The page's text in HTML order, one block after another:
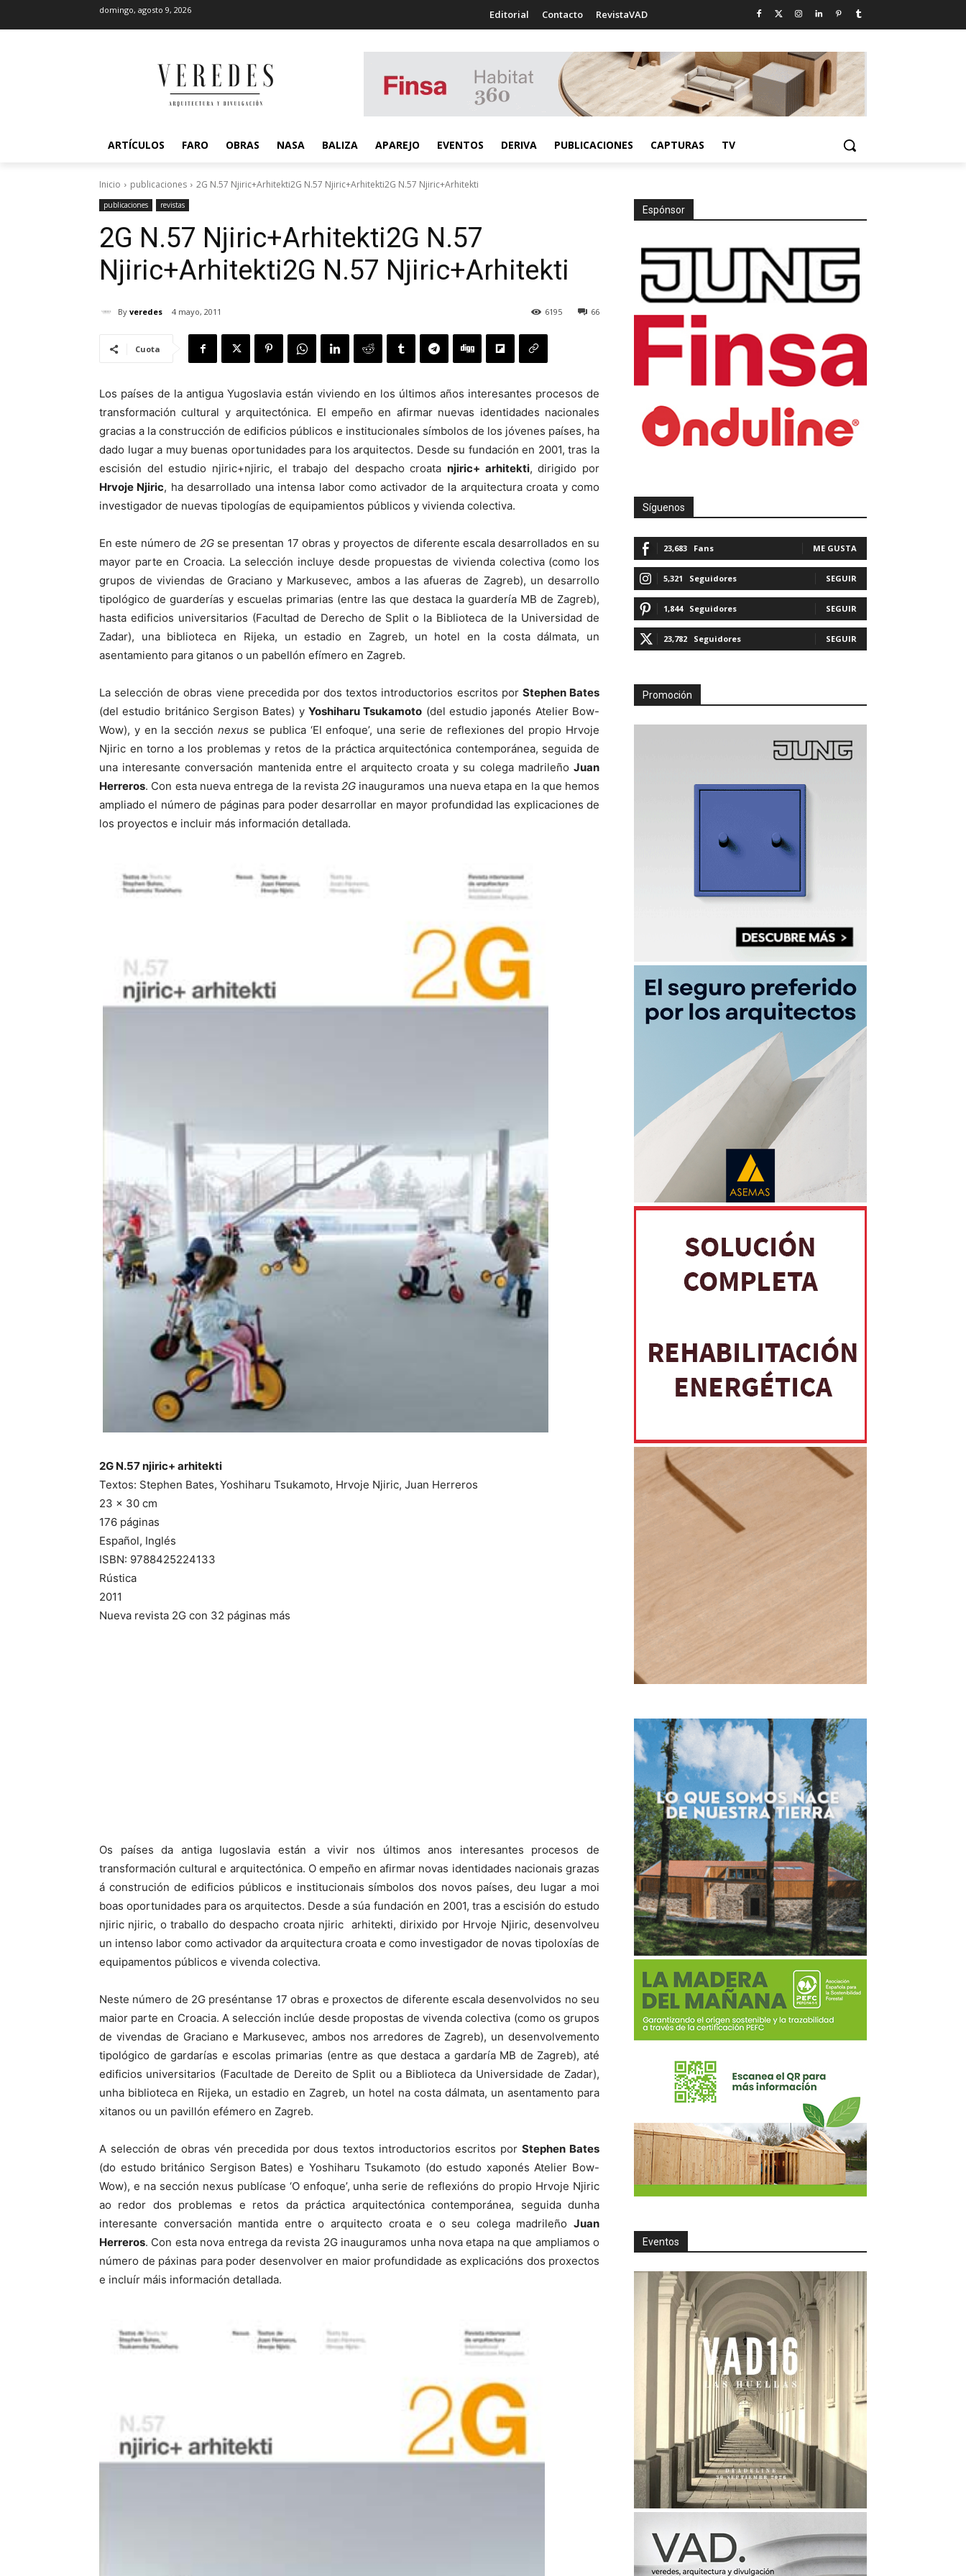
domingo, agosto 9, 2026 Editorial Contacto RevistaVAD
ARTÍCULOS FARO OBRAS NASA BALIZA APAREJO EVENTOS DERIVA PUBLICACIONES CAPTURAS TV
Inicio publicaciones 2G N.57 Njiric+Arhitekti2G N.57 Njiric+Arhitekti2G N.57 Njiric+Arhitekti
publicaciones revistas
2G N.57 Njiric+Arhitekti2G N.57
Njiric+Arhitekti2G N.57 Njiric+Arhitekti
By veredes 4 mayo, 2011 66
6195
Cuota
Los países de la antigua Yugoslavia están viviendo en los últimos años interesantes procesos de
transformación cultural y arquitectónica. El empeño en afirmar nuevas identidades nacionales
gracias a la construcción de edificios públicos e institucionales símbolos de los jóvenes países, ha
dado lugar a muy buenas oportunidades para los arquitectos. Desde su fundación en 2001, tras la
escisión del estudio njiric+njiric, el trabajo del despacho croata njiric+ arhitekti, dirigido por
Hrvoje Njiric, ha desarrollado una intensa labor como activador de la arquitectura croata y como
investigador de nuevas tipologías de equipamientos públicos y vivienda colectiva.
En este número de 2Gse presentan 17 obras y proyectos de diferente escala desarrollados en su
mayor parte en Croacia. La selección incluye desde propuestas de vivienda colectiva (como los
grupos de viviendas de Graciano y Markusevec, ambos a las afueras de Zagreb), un desarrollo
tipológico de guarderías y escuelas primarias (entre las que destaca la guardería MB de Zagreb),
hasta edificios universitarios (Facultad de Derecho de Split o la Biblioteca de la Universidad de
Zadar), una biblioteca en Rijeka, un estadio en Zagreb, un hotel en la costa dálmata, un
asentamiento para gitanos o un pabellón efímero en Zagreb.
La selección de obras viene precedida por dos textos introductorios escritos por Stephen Bates
(del estudio británico Sergison Bates) y Yoshiharu Tsukamoto (del estudio japonés Atelier Bow-
Wow), y en la secciónnexus se publica ‘El enfoque’, una serie de reflexiones del propio Hrvoje
Njiric en torno a los problemas y retos de la práctica arquitectónica contemporánea, seguida de
una interesante conversación mantenida entre el arquitecto croata y su colega madrileño Juan
Herreros. Con esta nueva entrega de la revista 2G inauguramos una nueva etapa en la que hemos
ampliado el número de páginas para poder desarrollar en mayor profundidad las explicaciones de
los proyectos e incluir más información detallada.
2G N.57 njiric+ arhitekti
Textos: Stephen Bates, Yoshiharu Tsukamoto, Hrvoje Njiric, Juan Herreros
23 x 30 cm
176 páginas
Español, Inglés
ISBN: 9788425224133
Rústica
2011
Nueva revista 2G con 32 páginas más
Os países da antiga Iugoslavia están a vivir nos últimos anos interesantes procesos de
transformación cultural e arquitectónica. O empeño en afirmar novas identidades nacionais grazas
á construción de edificios públicos e institucionais símbolos dos novos países, deu lugar a moi
boas oportunidades para os arquitectos. Desde a súa fundación en 2001, tras a escisión do estudo
njiric njiric, o traballo do despacho croata njiric arhitekti, dirixido por Hrvoje Njiric, desenvolveu
un intenso labor como activador da arquitectura croata e como investigador de novas tipoloxías de
equipamentos públicos e vivenda colectiva.
Neste número de 2G preséntanse 17 obras e proxectos de diferente escala desenvolvidos no seu
maior parte en Croacia. A selección inclúe desde propostas de vivenda colectiva (como os grupos
de vivendas de Graciano e Markusevec, ambos nos arredores de Zagreb), un desenvolvemento
tipológico de gardarías e escolas primarias (entre as que destaca a gardaría MB de Zagreb), até
edificios universitarios (Facultade de Dereito de Split ou a Biblioteca da Universidade de Zadar),
unha biblioteca en Rijeka, un estadio en Zagreb, un hotel na costa dálmata, un asentamento para
xitanos ou un pavillón efémero en Zagreb.
A selección de obras vén precedida por dous textos introductorios escritos porStephen Bates
(do estudo británico Sergison Bates) e Yoshiharu Tsukamoto (do estudo xaponés Atelier Bow-
Wow), e na sección nexus publícase ‘O enfoque’, unha serie de reflexións do propio Hrvoje Njiric
ao redor dos problemas e retos da práctica arquitectónica contemporánea, seguida dunha
interesante conversación mantida entre o arquitecto croata e o seu colega madrileño Juan
Herreros. Con esta nova entrega da revista 2G inauguramos unha nova etapa na que ampliamos o
número de páxinas para poder desenvolver en maior profundidade as explicacións dos proxectos
e incluír máis información detallada.
Espónsor
Síguenos
23,683 Fans ME GUSTA
5,321 Seguidores SEGUIR
1,844 Seguidores SEGUIR
23,782 Seguidores SEGUIR
Promoción
Eventos